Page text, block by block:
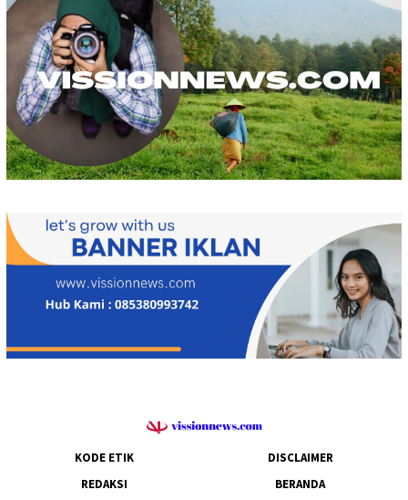
KODE ETIK
DISCLAIMER
REDAKSI
BERANDA